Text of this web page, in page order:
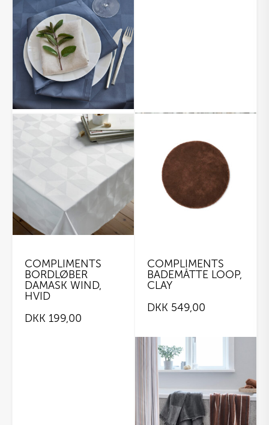
COMPLIMENTS
BORDLØBER
DAMASK WIND,
HVID
DKK 199,00
COMPLIMENTS
BADEMÅTTE LOOP,
CLAY
DKK 549,00